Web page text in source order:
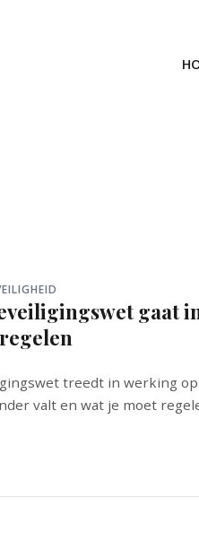
gaat
treedt in werking
valt en wat je moet